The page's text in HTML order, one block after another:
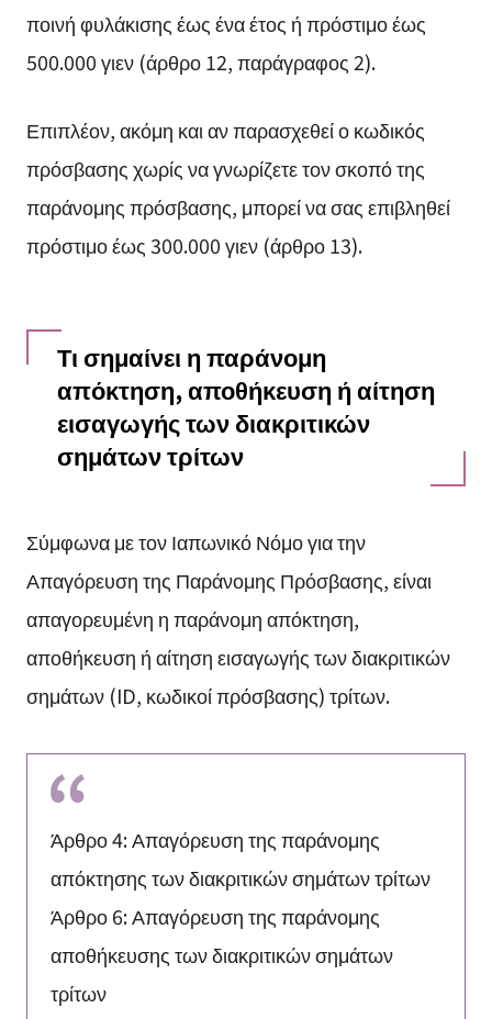
ποινή φυλάκισης έως ένα έτος ή πρόστιμο έως
500.000 γιεν (άρθρο 12, παράγραφος 2).
Επιπλέον, ακόμη και αν παρασχεθεί ο κωδικός
πρόσβασης χωρίς να γνωρίζετε τον σκοπό της
παράνομης πρόσβασης, μπορεί να σας επιβληθεί
πρόστιμο έως 300.000 γιεν (άρθρο 13).
Τι σημαίνει η παράνομη
απόκτηση, αποθήκευση ή αίτηση
εισαγωγής των διακριτικών
σημάτων τρίτων
Σύμφωνα με τον Ιαπωνικό Νόμο για την
Απαγόρευση της Παράνομης Πρόσβασης, είναι
απαγορευμένη η παράνομη απόκτηση,
αποθήκευση ή αίτηση εισαγωγής των διακριτικών
σημάτων (ID, κωδικοί πρόσβασης) τρίτων.
Άρθρο 4: Απαγόρευση της παράνομης
απόκτησης των διακριτικών σημάτων τρίτων
Άρθρο 6: Απαγόρευση της παράνομης
αποθήκευσης των διακριτικών σημάτων
τρίτων